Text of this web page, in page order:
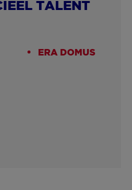
TALENT
ERA DOMUS